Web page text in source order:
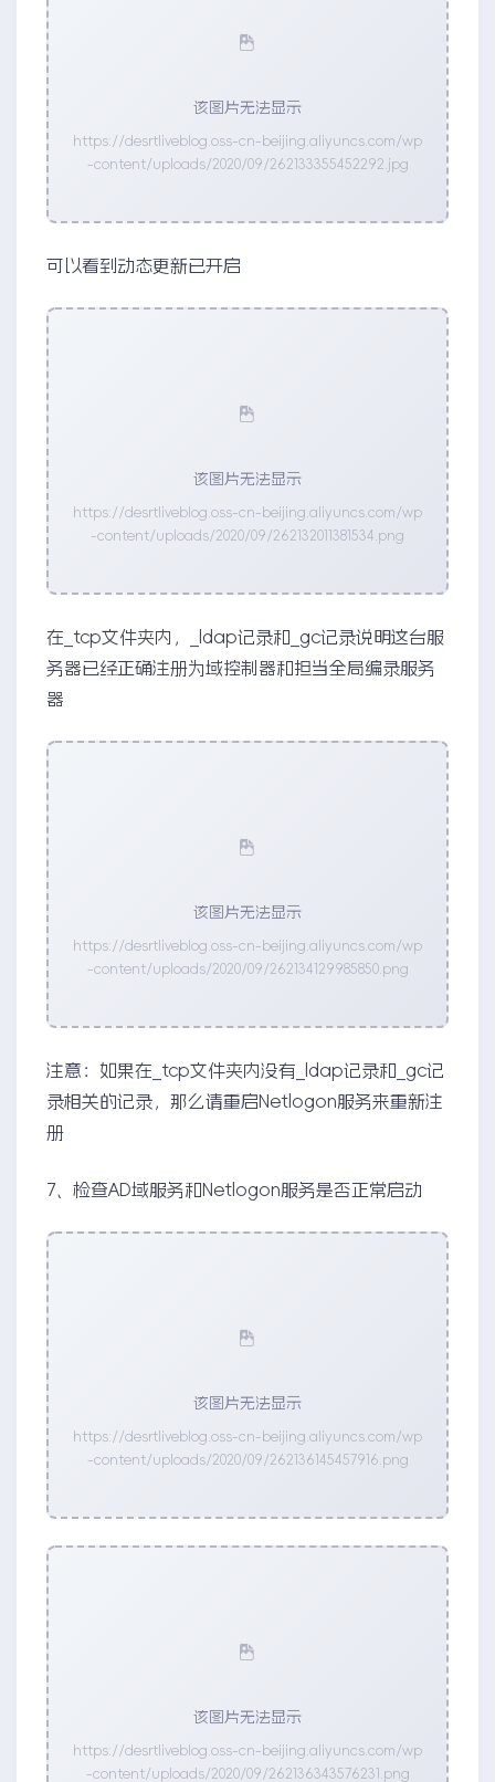
该图片无法显示
https://desrtliveblog.oss-cn-beijing.aliyuncs.com/wp
-content/uploads/2020/09/262133355452292.jpg
可以看到动态更新已开启
该图片无法显示
https://desrtliveblog.oss-cn-beijing.aliyuncs.com/wp
-content/uploads/2020/09/262132011381534.png
在_tcp文件夹内，_ldap记录和_gc记录说明这台服
务器已经正确注册为域控制器和担当全局编录服务
器
该图片无法显示
https://desrtliveblog.oss-cn-beijing.aliyuncs.com/wp
-content/uploads/2020/09/262134129985850.png
注意：如果在_tcp文件夹内没有_ldap记录和_gc记
录相关的记录，那么请重启Netlogon服务来重新注
册
7、检查AD域服务和Netlogon服务是否正常启动
该图片无法显示
https://desrtliveblog.oss-cn-beijing.aliyuncs.com/wp
-content/uploads/2020/09/262136145457916.png
该图片无法显示
https://desrtliveblog.oss-cn-beijing.aliyuncs.com/wp
-content/uploads/2020/09/262136343576231.png